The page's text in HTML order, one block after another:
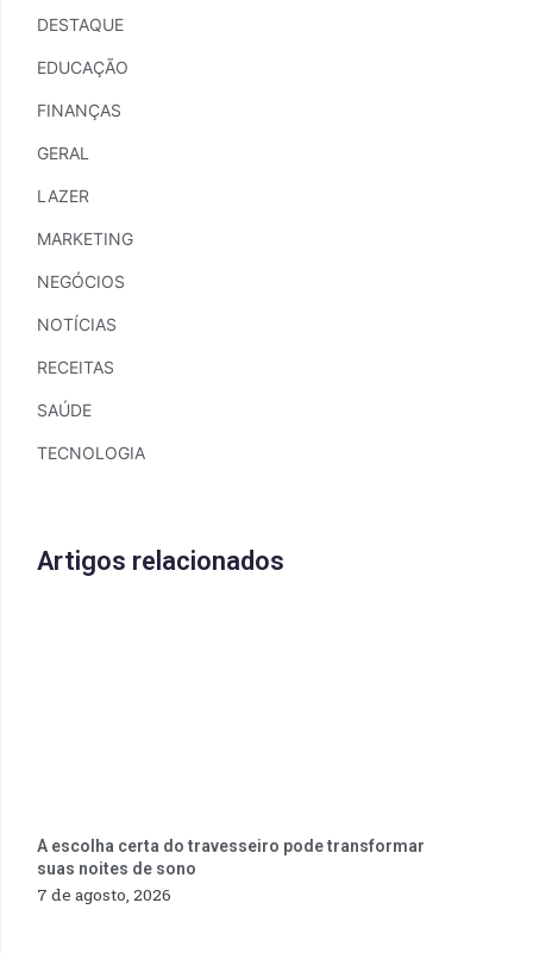
DESTAQUE
EDUCAÇÃO
FINANÇAS
GERAL
LAZER
MARKETING
NEGÓCIOS
NOTÍCIAS
RECEITAS
SAÚDE
TECNOLOGIA
Artigos relacionados
A escolha certa do travesseiro pode transformar
suas noites de sono
7 de agosto, 2026